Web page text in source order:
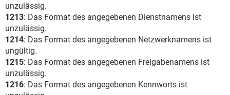
unzulässig.
1213: Das Format des angegebenen Dienstnamens ist
unzulässig.
1214: Das Format des angegebenen Netzwerknamens ist
ungültig.
1215: Das Format des angegebenen Freigabenamens ist
unzulässig.
1216: Das Format des angegebenen Kennworts ist